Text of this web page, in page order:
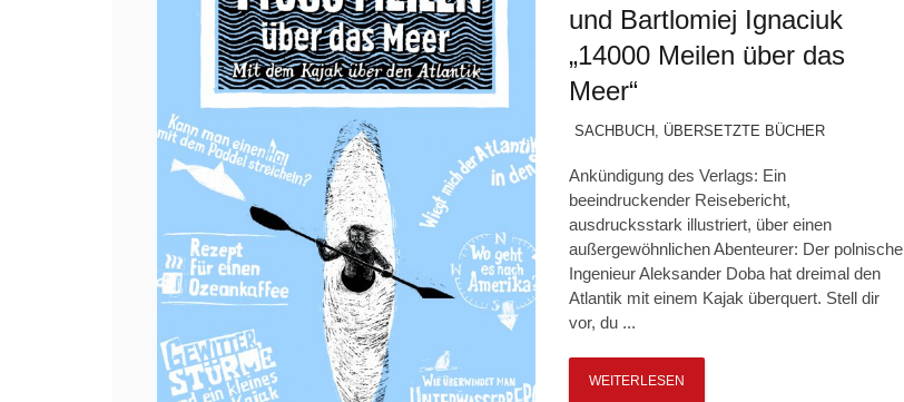
und Bartlomiej Ignaciuk
„14000 Meilen über das
Meer“
SACHBUCH , ÜBERSETZTE BÜCHER
Ankündigung des Verlags: Ein
beeindruckender Reisebericht,
ausdrucksstark illustriert, über einen
außergewöhnlichen Abenteurer: Der polnische
Ingenieur Aleksander Doba hat dreimal den
Atlantik mit einem Kajak überquert. Stell dir
vor, du ...
WEITERLESEN